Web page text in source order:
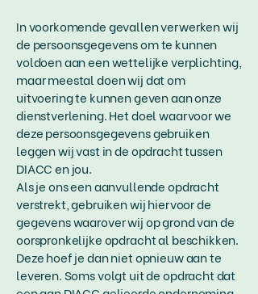
In voorkomende gevallen verwerken wij
de persoonsgegevens om te kunnen
voldoen aan een wettelijke verplichting,
maar meestal doen wij dat om
uitvoering te kunnen geven aan onze
dienstverlening. Het doel waarvoor we
deze persoonsgegevens gebruiken
leggen wij vast in de opdracht tussen
DIACC en jou.
Als je ons een aanvullende opdracht
verstrekt, gebruiken wij hiervoor de
gegevens waarover wij op grond van de
oorspronkelijke opdracht al beschikken.
Deze hoef je dan niet opnieuw aan te
leveren. Soms volgt uit de opdracht dat